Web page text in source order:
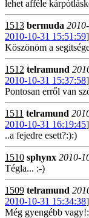
lehet afféle
1513 bermuda
2010-10-31 15:51:59]
Köszönöm a
1512 telramund
2010-10-31 15:37:58]
Pontosan erről van
1511 telramund
2010-10-31 16:19:45]
..a fejedre esett?:):)
1510 sphynx 2010-
Tégla... :-)
1509 telramund
2010-10-31 15:34:38]
Még gyengébb